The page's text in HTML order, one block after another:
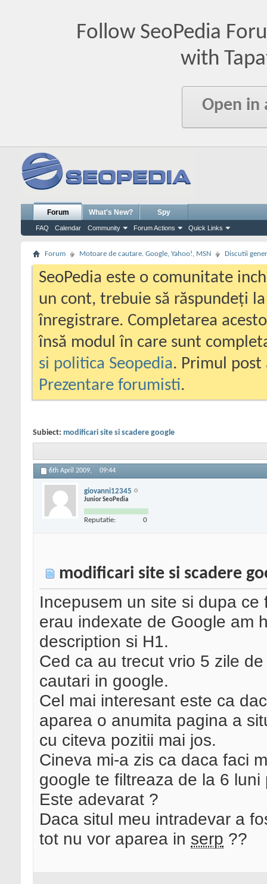
Follow SeoPedia
with
Open in
Forum
FAQ Calendar Community Forum Actions Quick Links
What's New? Spy
Forum Motoare de cautare. Google, Yahoo!, MSN Discutii
SeoPedia este o comunitate
un cont, trebuie să răspundeți
înregistrare. Completarea
însă modul în care sunt
si politica Seopedia. Primul
Prezentare forumisti.
Subiect: modificari site si scadere google
6th April 2009, 09:44
giovanni12345
Junior SeoPedia
Reputatie: 0
modificari site si scadere
Incepusem un site si dupa
erau indexate de Google am
description si H1.
Ced ca au trecut vrio 5 zile
cautari in google.
Cel mai interesant este ca
aparea o anumita pagina a
cu citeva pozitii mai jos.
Cineva mi-a zis ca daca faci
google te filtreaza de la 6 luni
Este adevarat ?
Daca situl meu intradevar a
tot nu vor aparea in serp ??